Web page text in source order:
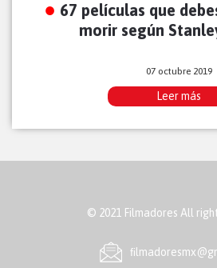
67 películas que
morir según
07 octubre 2019
Leer más
© 2021 Filmadores All